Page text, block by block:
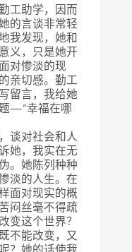
工助学，因而
的言谈非常轻
我发现，她和
义，只是她开
对惨淡的现
亲切感。勤工
留言，我给她
—“幸福在哪
谈对社会和人
她，我实在无
。她陈列种种
淡的人生。在
面对现实的概
闷丝毫不得疏
变这个世界？
不能改变，又